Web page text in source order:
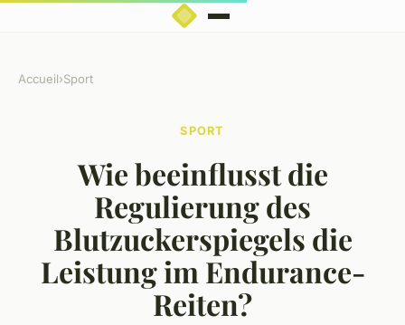
Accueil›Sport
SPORT
Wie beeinflusst die
Regulierung des
Blutzuckerspiegels die
Leistung im Endurance-
Reiten?